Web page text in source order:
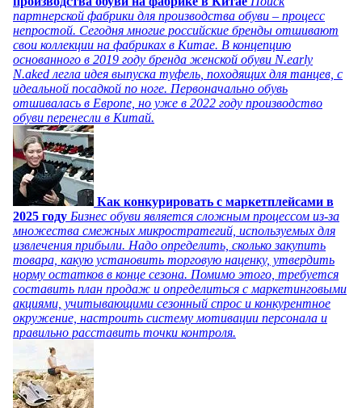
партнерской фабрики для производства обуви – процесс
непростой. Сегодня многие российские бренды отшивают
свои коллекции на фабриках в Китае. В концепцию
основанного в 2019 году бренда женской обуви N.early
N.aked легла идея выпуска туфель, походящих для танцев, с
идеальной посадкой по ноге. Первоначально обувь
отшивалась в Европе, но уже в 2022 году производство
обуви перенесли в Китай.
Как конкурировать с маркетплейсами в
2025 году Бизнес обуви является сложным процессом из-за
множества смежных микростратегий, используемых для
извлечения прибыли. Надо определить, сколько закупить
товара, какую установить торговую наценку, утвердить
норму остатков в конце сезона. Помимо этого, требуется
составить план продаж и определиться с маркетинговыми
акциями, учитывающими сезонный спрос и конкурентное
окружение, настроить систему мотивации персонала и
правильно расставить точки контроля.